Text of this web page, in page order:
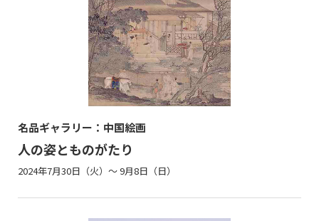
名品ギャラリー：中国絵画
人の姿とものがたり
2024年7月30日（火）～ 9月8日（日）